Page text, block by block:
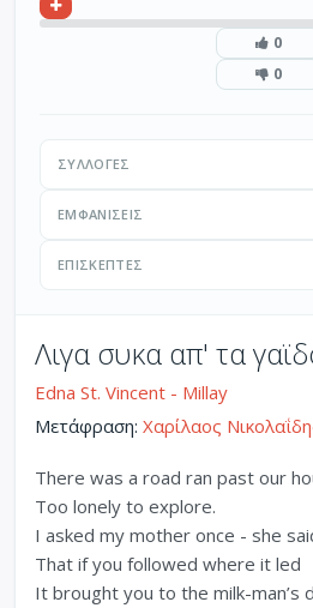
0
0
ΣΥΛΛΟΓΈΣ
ΕΜΦΑΝΊΣΕΙΣ
ΕΠΙΣΚΈΠΤΕΣ
Λιγα συκα απ' τα
Edna St. Vincent - Millay
Μετάφραση: Χαρίλαος
There was a road ran past our
Too lonely to explore.
I asked my mother once - she
That if you followed where it led
It brought you to the milk-man’s